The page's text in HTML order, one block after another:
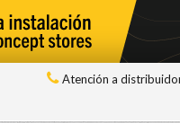
Atención a